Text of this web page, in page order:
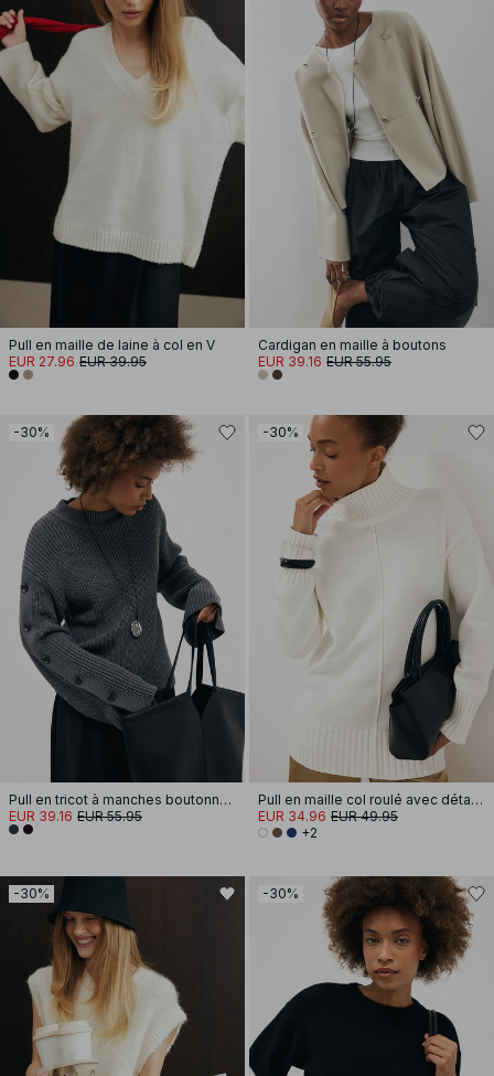
Pull en maille de laine à col en V
EUR 27.96 EUR 39.95
Cardigan en maille à boutons
EUR 39.16 EUR 55.95
-30%
Pull en tricot à manches boutonnées
EUR 39.16 EUR 55.95
-30%
Pull en maille col roulé avec détails de couture
EUR 34.96 EUR 49.95
+2
-30% -30%